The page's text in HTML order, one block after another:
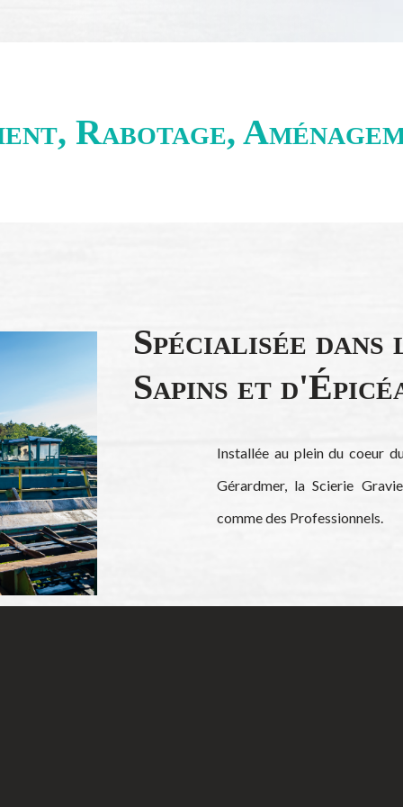
Rabotage,
Spécialisée dans
Sapins et
Installée au plein du coeur
Gérardmer, la Scierie
comme des Professionnels.